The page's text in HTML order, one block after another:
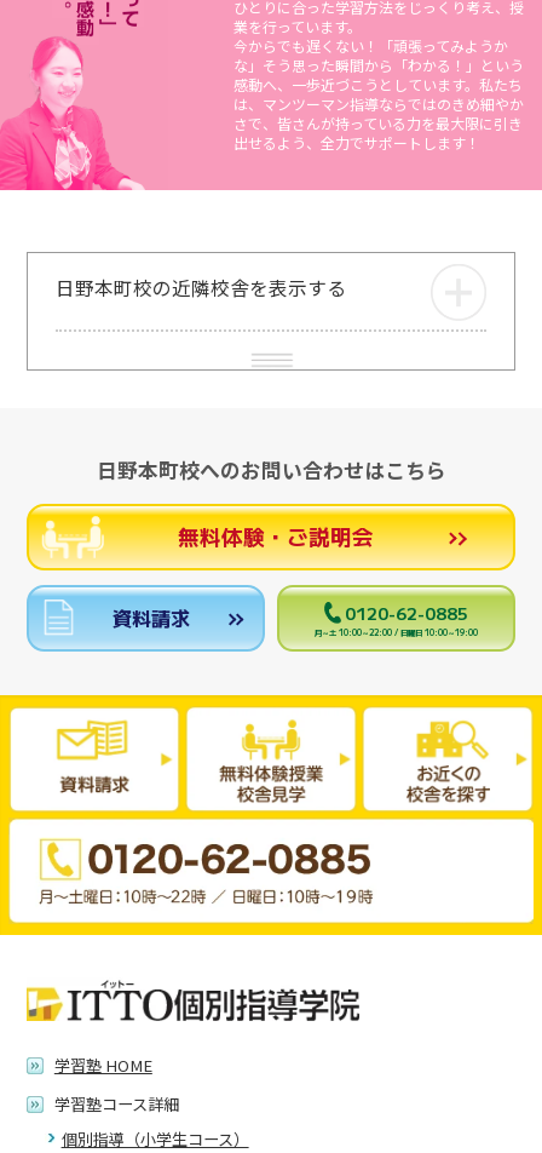
ひとりに合った学習方法をじっくり考え、授
業を行っています。
今からでも遅くない！「頑張ってみようか
な」そう思った瞬間から「わかる！」という
感動へ、一歩近づこうとしています。私たち
は、マンツーマン指導ならではのきめ細やか
さで、皆さんが持っている力を最大限に引き
出せるよう、全力でサポートします！
日野本町校の近隣校舎を表示する
日野本町校へのお問い合わせはこちら
無料体験・ご説明会
資料請求 0120-62-0885
月～土 10:00～22:00 / 日曜日 10:00～19:00
学習塾 HOME
学習塾コース詳細
個別指導（小学生コース）